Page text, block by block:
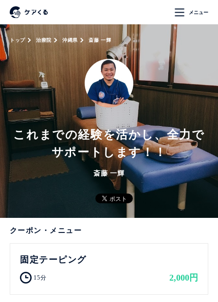
メニュー
トップ 治療院 沖縄県 斎藤 一輝
これまでの経験を活かし、全力で
サポートします！！
斎藤 一輝
クーポン・メニュー
固定テーピング
15分 2,000円